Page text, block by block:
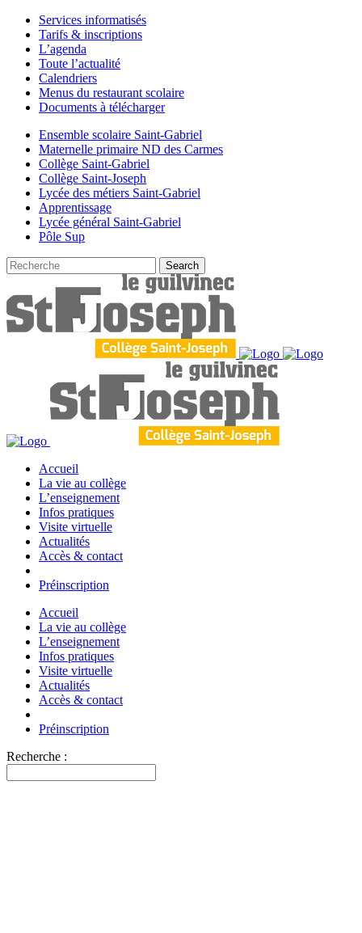
Services informatisés
Tarifs & inscriptions
L’agenda
Toute l’actualité
Calendriers
Menus du restaurant scolaire
Documents à télécharger
Ensemble scolaire Saint-Gabriel
Maternelle primaire ND des Carmes
Collège Saint-Gabriel
Collège Saint-Joseph
Lycée des métiers Saint-Gabriel
Apprentissage
Lycée général Saint-Gabriel
Pôle Sup
Accueil
La vie au collège
L’enseignement
Infos pratiques
Visite virtuelle
Actualités
Accès & contact
Préinscription
Accueil
La vie au collège
L’enseignement
Infos pratiques
Visite virtuelle
Actualités
Accès & contact
Préinscription
Recherche :